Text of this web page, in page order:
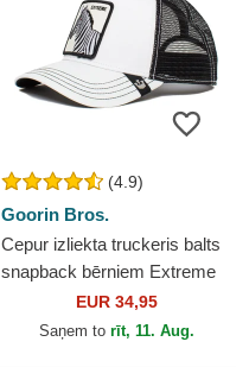
(4.9)
Goorin Bros.
Cepur izliekta truckeris balts
snapback bērniem Extreme
Little Stripe The Farm no
Goorin Bros.
EUR 34,95
Saņem to rīt, 11. Aug.